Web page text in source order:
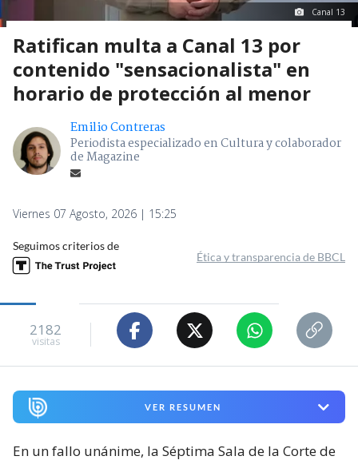
Canal 13
Ratifican multa a Canal 13 por
contenido "sensacionalista" en
horario de protección al menor
Emilio Contreras
Periodista especializado en Cultura y colaborador
de Magazine
Viernes 07 Agosto, 2026 | 15:25
Seguimos criterios de
Ética y transparencia de BBCL
2182
visitas
VER RESUMEN
En un fallo unánime, la Séptima Sala de la Corte de